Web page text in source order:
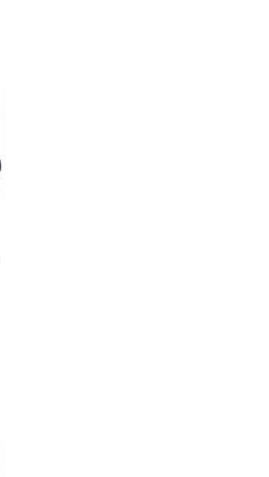
Black Silver Metallic